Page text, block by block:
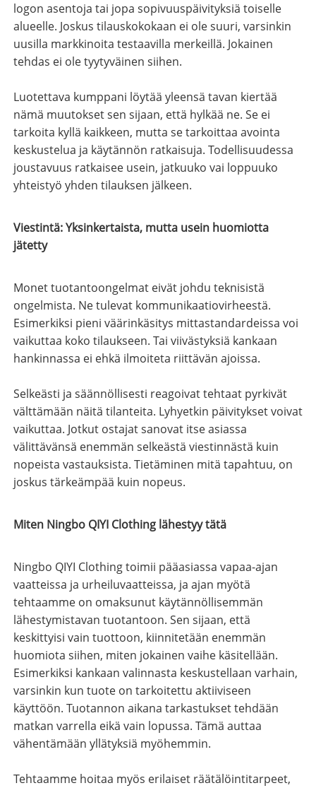
logon asentoja tai jopa sopivuuspäivityksiä toiselle
alueelle. Joskus tilauskokokaan ei ole suuri, varsinkin
uusilla markkinoita testaavilla merkeillä. Jokainen
tehdas ei ole tyytyväinen siihen.
Luotettava kumppani löytää yleensä tavan kiertää
nämä muutokset sen sijaan, että hylkää ne. Se ei
tarkoita kyllä ​​kaikkeen, mutta se tarkoittaa avointa
keskustelua ja käytännön ratkaisuja. Todellisuudessa
joustavuus ratkaisee usein, jatkuuko vai loppuuko
yhteistyö yhden tilauksen jälkeen.
Viestintä: Yksinkertaista, mutta usein huomiotta
jätetty
Monet tuotantoongelmat eivät johdu teknisistä
ongelmista. Ne tulevat kommunikaatiovirheestä.
Esimerkiksi pieni väärinkäsitys mittastandardeissa voi
vaikuttaa koko tilaukseen. Tai viivästyksiä kankaan
hankinnassa ei ehkä ilmoiteta riittävän ajoissa.
Selkeästi ja säännöllisesti reagoivat tehtaat pyrkivät
välttämään näitä tilanteita. Lyhyetkin päivitykset voivat
vaikuttaa. Jotkut ostajat sanovat itse asiassa
välittävänsä enemmän selkeästä viestinnästä kuin
nopeista vastauksista. Tietäminen mitä tapahtuu, on
joskus tärkeämpää kuin nopeus.
Miten Ningbo QIYI Clothing lähestyy tätä
Ningbo QIYI Clothing toimii pääasiassa vapaa-ajan
vaatteissa ja urheiluvaatteissa, ja ajan myötä
tehtaamme on omaksunut käytännöllisemmän
lähestymistavan tuotantoon. Sen sijaan, että
keskittyisi vain tuottoon, kiinnitetään enemmän
huomiota siihen, miten jokainen vaihe käsitellään.
Esimerkiksi kankaan valinnasta keskustellaan varhain,
varsinkin kun tuote on tarkoitettu aktiiviseen
käyttöön. Tuotannon aikana tarkastukset tehdään
matkan varrella eikä vain lopussa. Tämä auttaa
vähentämään yllätyksiä myöhemmin.
Tehtaamme hoitaa myös erilaiset räätälöintitarpeet,